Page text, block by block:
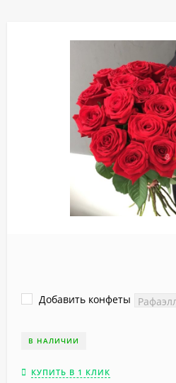
Добавить конфеты
В НАЛИЧИИ
КУПИТЬ В 1 КЛИК